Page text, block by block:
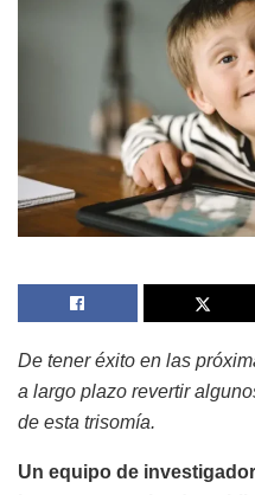
De tener éxito en las
a largo plazo revertir
de esta trisomía.
Un equipo de